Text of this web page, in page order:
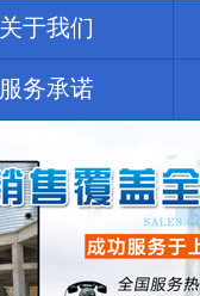
关于我们
服务承诺